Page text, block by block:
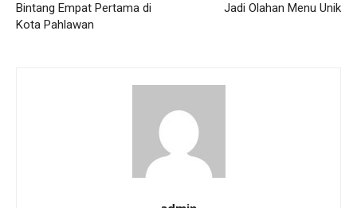
Bintang Empat Pertama di
Kota Pahlawan
Jadi Olahan Menu Unik